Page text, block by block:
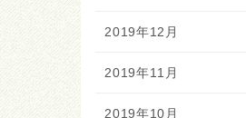
2019年12月
2019年11月
2019年10月